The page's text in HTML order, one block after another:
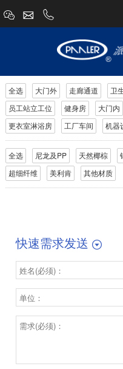
全选 大门外 走廊通道 卫
员工站立工位
健身房 大门内
更衣室淋浴房
工厂车间 机器
全选 尼龙及PP 天然椰棕
超细纤维
美利肯 其他材质
快速需求发送